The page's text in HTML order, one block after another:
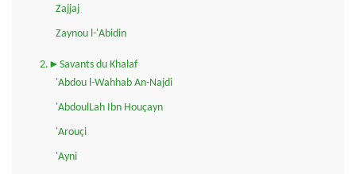
Zajjaj
Zaynou l-'Abidin
2.►Savants du Khalaf
'Abdou l-Wahhab An-Najdi
'AbdoulLah Ibn Houçayn
'Arouçi
'Ayni